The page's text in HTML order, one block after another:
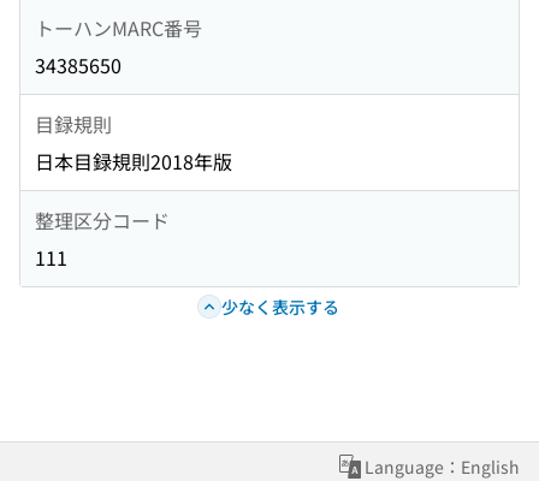
トーハンMARC番号
34385650
目録規則
日本目録規則2018年版
整理区分コード
111
少なく表示する
Language：English